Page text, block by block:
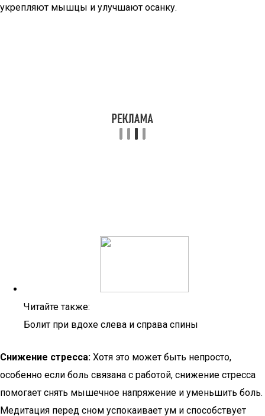
укрепляют мышцы и улучшают осанку.
Читайте также:
Болит при вдохе слева и справа спины
Снижение стресса: Хотя это может быть непросто,
особенно если боль связана с работой, снижение стресса
помогает снять мышечное напряжение и уменьшить боль.
Медитация перед сном успокаивает ум и способствует